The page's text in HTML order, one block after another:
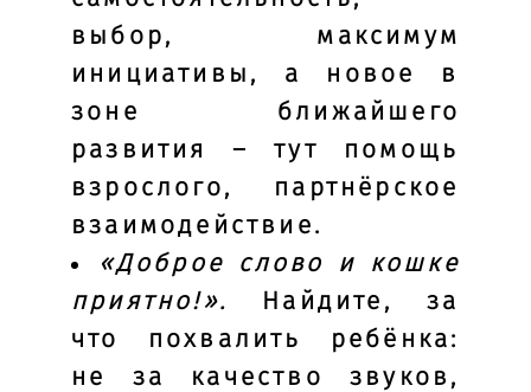
выбор, максимум
инициативы, а новое в
зоне ближайшего
развития – тут помощь
взрослого, партнёрское
взаимодействие.
«Доброе слово и кошке
приятно!».
Найдите, за
что похвалить ребёнка:
не за качество звуков,